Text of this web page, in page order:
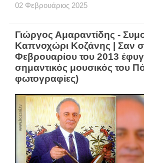
02 Φεβρουάριος 2025
Γιώργος Αμαραντίδης -
Καπνοχώρι Κοζάνης | Σαν
Φεβρουαρίου του 2013
σημαντικός μουσικός του
φωτογραφίες)